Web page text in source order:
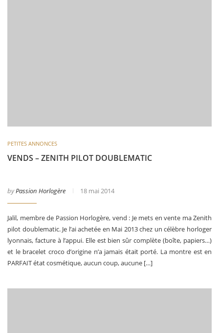
PETITES ANNONCES
VENDS – ZENITH PILOT DOUBLEMATIC
byPassion Horlogère 18 mai 2014
Jalil, membre de Passion Horlogère, vend : Je mets en vente ma Zenith
pilot doublematic. Je l’ai achetée en Mai 2013 chez un célèbre horloger
lyonnais, facture à l’appui. Elle est bien sûr complète (boîte, papiers…)
et le bracelet croco d’origine n’a jamais était porté. La montre est en
PARFAIT état cosmétique, aucun coup, aucune […]